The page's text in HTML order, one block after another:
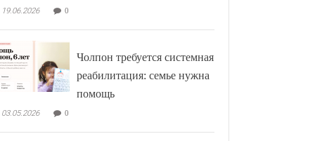
19.06.2026 0
Чолпон требуется системная
реабилитация: семье нужна
помощь
03.05.2026 0